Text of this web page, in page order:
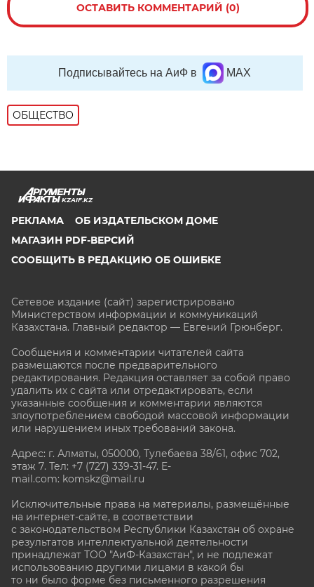
ОСТАВИТЬ КОММЕНТАРИЙ (0)
Подписывайтесь на АиФ в MAX
ОБЩЕСТВО
KZAIF.KZ
РЕКЛАМА
ОБ ИЗДАТЕЛЬСКОМ ДОМЕ
МАГАЗИН PDF-ВЕРСИЙ
СООБЩИТЬ В РЕДАКЦИЮ ОБ ОШИБКЕ
Сетевое издание (сайт) зарегистрировано
Министерством информации и коммуникаций
Казахстана. Главный редактор — Евгений Грюнберг.
Сообщения и комментарии читателей сайта
размещаются после предварительного
редактирования. Редакция оставляет за собой право
удалить их с сайта или отредактировать, если
указанные сообщения и комментарии являются
злоупотреблением свободой массовой информации
или нарушением иных требований закона.
Адрес: г. Алматы, 050000, Тулебаева 38/61, офис 702,
этаж 7. Тел: +7 (727) 339-31-47. E-
mail.com: komskz@mail.ru
Исключительные права на материалы, размещённые
на интернет-сайте, в соответствии
с законодательством Республики Казахстан об охране
результатов интеллектуальной деятельности
принадлежат ТОО "АиФ-Казахстан", и не подлежат
использованию другими лицами в какой бы
то ни было форме без письменного разрешения